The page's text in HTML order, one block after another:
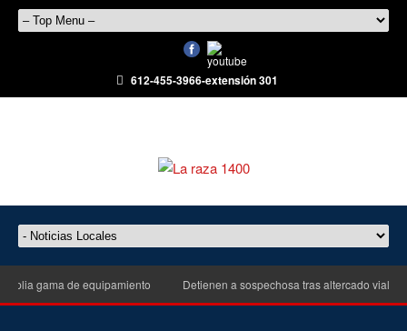
612-455-3966-extensión 301
de equipamiento Detienen a sospechosa tras altercado vial que